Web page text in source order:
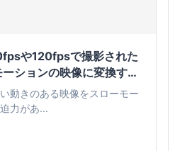
や120fpsで撮影された
ションの映像に変換する
動きのある映像をスローモー
力があ...